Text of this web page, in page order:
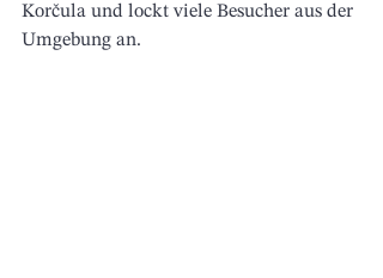
Korčula und lockt viele Besucher aus der
Umgebung an.